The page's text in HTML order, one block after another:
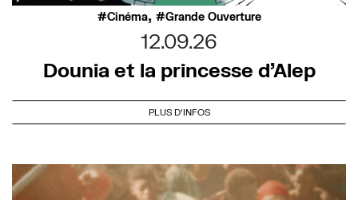
Cinéma, Grande Ouverture
12.09.26
Dounia et la princesse d’Alep
PLUS D'INFOS